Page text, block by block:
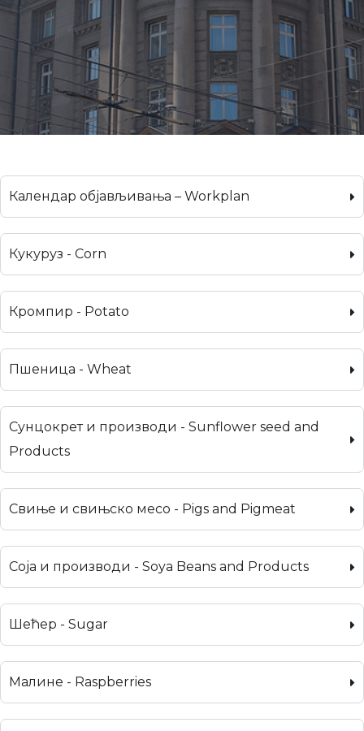
Календар објављивања – Workplan
Кукуруз - Corn
Кромпир - Potato
Пшеница - Wheat
Сунцокрет и производи - Sunflower seed and
Products
Свиње и свињско месо - Pigs and Pigmeat
Соја и производи - Soya Beans and Products
Шећер - Sugar
Малине - Raspberries